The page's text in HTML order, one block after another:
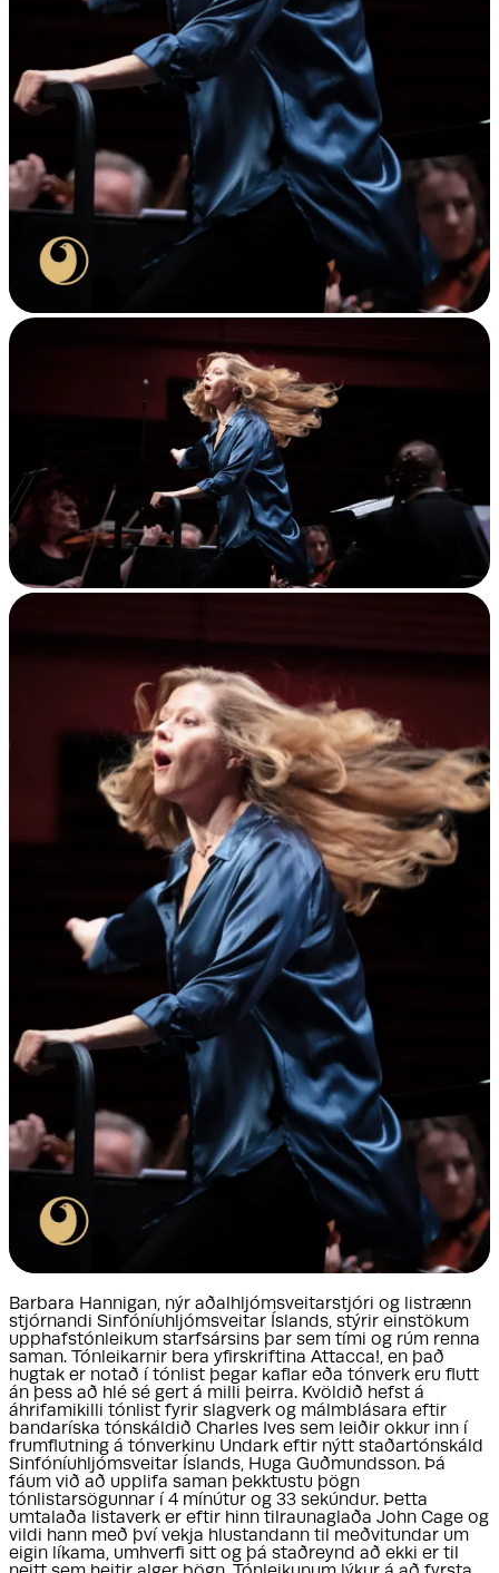
Barbara Hannigan, nýr aðalhljómsveitarstjóri og listrænn
stjórnandi Sinfóníuhljómsveitar Íslands, stýrir einstökum
upphafstónleikum starfsársins þar sem tími og rúm renna
saman. Tónleikarnir bera yfirskriftina Attacca!, en það
hugtak er notað í tónlist þegar kaflar eða tónverk eru flutt
án þess að hlé sé gert á milli þeirra. Kvöldið hefst á
áhrifamikilli tónlist fyrir slagverk og málmblásara eftir
bandaríska tónskáldið Charles Ives sem leiðir okkur inn í
frumflutning á tónverkinu Undark eftir nýtt staðartónskáld
Sinfóníuhljómsveitar Íslands, Huga Guðmundsson. Þá
fáum við að upplifa saman þekktustu þögn
tónlistarsögunnar í 4 mínútur og 33 sekúndur. Þetta
umtalaða listaverk er eftir hinn tilraunaglaða John Cage og
vildi hann með því vekja hlustandann til meðvitundar um
eigin líkama, umhverfi sitt og þá staðreynd að ekki er til